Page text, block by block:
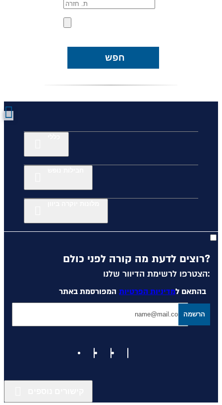
חפש
רוצים לדעת מה קורה לפני כולם?
הצטרפו לרשימת הדיוור שלנו:
בהתאם למדיניות הפרטיות המפורסמת באתר
הרשמה